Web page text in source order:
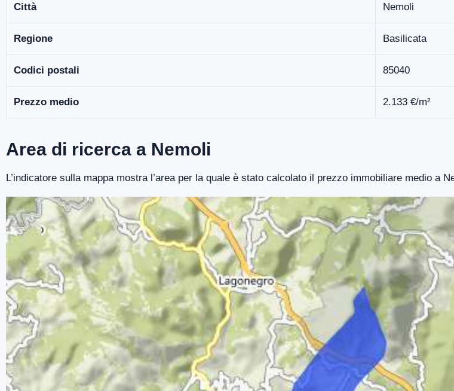
Città Nemoli
Regione Basilicata
Codici postali 85040
Prezzo medio 2.133 €/m²
Area di ricerca a Nemoli
L’indicatore sulla mappa mostra l’area per la quale è stato calcolato il prezzo immobiliare medio a